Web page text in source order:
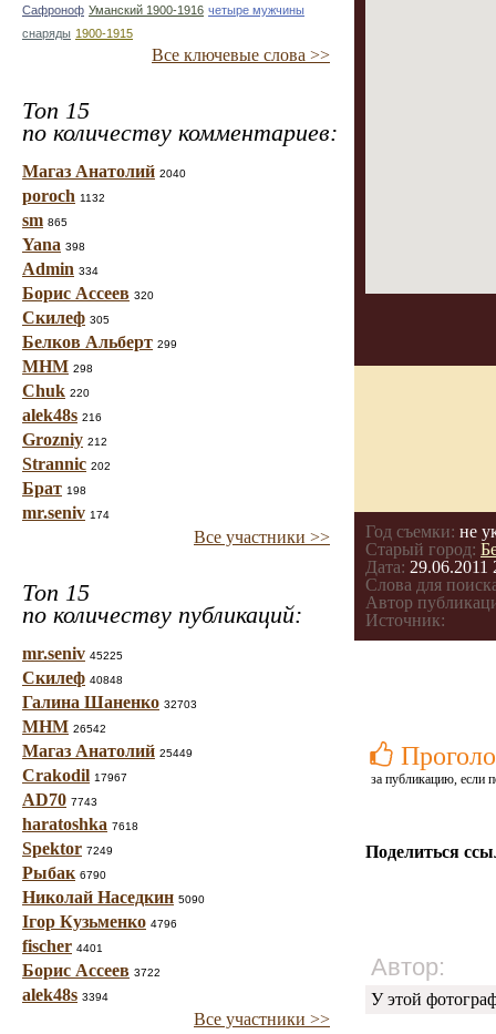
Сафроноф Уманский 1900-1916 четыре мужчины
снаряды 1900-1915
Все ключевые слова >>
Топ 15
по количеству комментариев:
Магаз Анатолий 2040
poroch 1132
sm 865
Yana 398
Admin 334
Борис Ассеев 320
Скилеф 305
Белков Альберт 299
МНМ 298
Chuk 220
alek48s 216
Grozniy 212
Strannic 202
Брат 198
mr.seniv 174
Все участники >>
Топ 15
по количеству публикаций:
mr.seniv 45225
Скилеф 40848
Галина Шаненко 32703
МНМ 26542
Магаз Анатолий 25449
Crakodil 17967
AD70 7743
haratoshka 7618
Spektor 7249
Рыбак 6790
Николай Наседкин 5090
Ігор Кузьменко 4796
fischer 4401
Борис Ассеев 3722
alek48s 3394
Все участники >>
Год съемки: не
Старый город:
Дата: 29.06.2011
Слова для
Автор
Источник:
за публикацию, если
Поделиться
Автор:
У этой